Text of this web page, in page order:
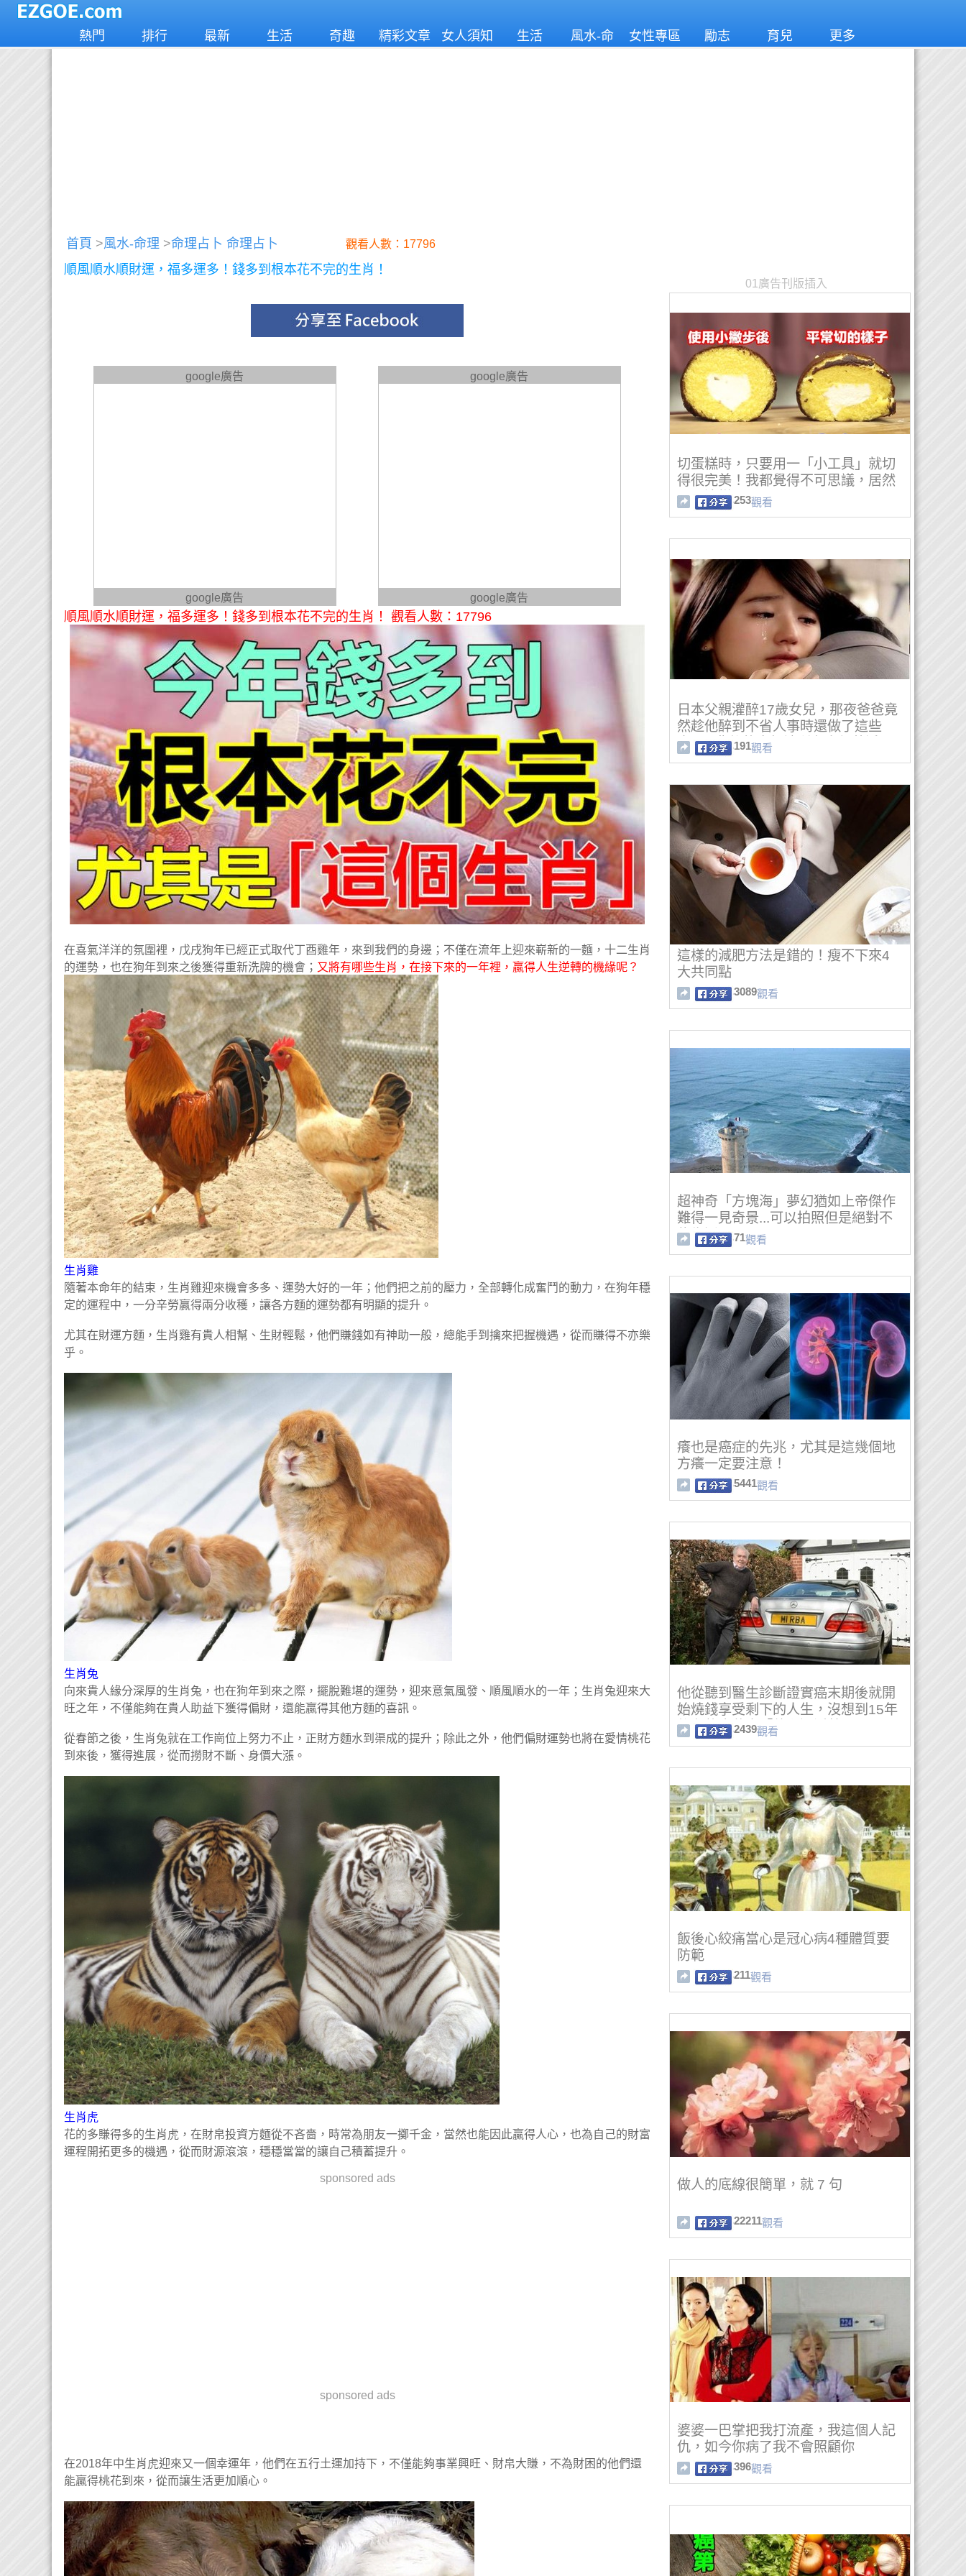
熱門 排行 最新 生活 奇趣 精彩文章 女人須知 生活
風水-命
女性專區 勵志 育兒 更多
首頁 >風水-命理 >命理占卜 命理占卜 觀看人數：17796
順風順水順財運，福多運多！錢多到根本花不完的生肖！
google廣告
google廣告
google廣告
google廣告
順風順水順財運，福多運多！錢多到根本花不完的生肖！ 觀看人數：17796
在喜氣洋洋的氛圍裡，戊戌狗年已經正式取代丁酉雞年，來到我們的身邊；不僅在流年上迎來嶄新的一麵，十二生肖
的運勢，也在狗年到來之後獲得重新洗牌的機會； 又將有哪些生肖，在接下來的一年裡，贏得人生逆轉的機緣呢？
生肖雞
隨著本命年的結束，生肖雞迎來機會多多、運勢大好的一年；他們把之前的壓力，全部轉化成奮鬥的動力，在狗年穩
定的運程中，一分辛勞贏得兩分收穫，讓各方麵的運勢都有明顯的提升。
尤其在財運方麵，生肖雞有貴人相幫、生財輕鬆，他們賺錢如有神助一般，總能手到擒來把握機遇，從而賺得不亦樂
乎。
生肖兔
向來貴人緣分深厚的生肖兔，也在狗年到來之際，擺脫難堪的運勢，迎來意氣風發、順風順水的一年；生肖兔迎來大
旺之年，不僅能夠在貴人助益下獲得偏財，還能贏得其他方麵的喜訊。
從春節之後，生肖兔就在工作崗位上努力不止，正財方麵水到渠成的提升；除此之外，他們偏財運勢也將在愛情桃花
到來後，獲得進展，從而撈財不斷、身價大漲。
生肖虎
花的多賺得多的生肖虎，在財帛投資方麵從不吝嗇，時常為朋友一擲千金，當然也能因此贏得人心，也為自己的財富
運程開拓更多的機遇，從而財源滾滾，穩穩當當的讓自己積蓄提升。
sponsored ads
sponsored ads
在2018年中生肖虎迎來又一個幸運年，他們在五行土運加持下，不僅能夠事業興旺、財帛大賺，不為財困的他們還
能贏得桃花到來，從而讓生活更加順心。
01廣告刊版插入
切蛋糕時，只要用一「小工具」就切
得很完美！我都覺得不可思議，居然
可以這樣弄！
253觀看
日本父親灌醉17歲女兒，那夜爸爸竟
然趁他醉到不省人事時還做了這些
事...！背後的真相讓所有人都落淚
了...
191觀看
這樣的減肥方法是錯的！瘦不下來4
大共同點
3089觀看
超神奇「方塊海」夢幻猶如上帝傑作
難得一見奇景...可以拍照但是絕對不
能靠近！71觀看
癢也是癌症的先兆，尤其是這幾個地
方癢一定要注意！
5441觀看
他從聽到醫生診斷證實癌末期後就開
始燒錢享受剩下的人生，沒想到15年
後存款也花光「他卻還活著」！
2439觀看
飯後心絞痛當心是冠心病4種體質要
防範
211觀看
做人的底線很簡單，就 7 句
22211觀看
婆婆一巴掌把我打流產，我這個人記
仇，如今你病了我不會照顧你
396觀看